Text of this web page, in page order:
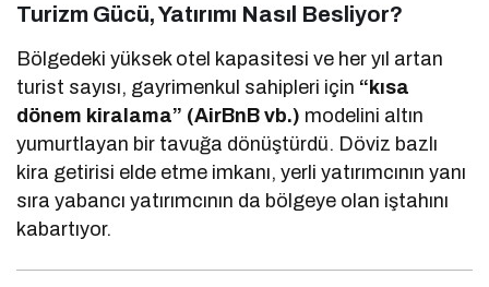
Turizm Gücü, Yatırımı Nasıl Besliyor?
Bölgedeki yüksek otel kapasitesi ve her yıl artan
turist sayısı, gayrimenkul sahipleri için “kısa
dönem kiralama” (AirBnB vb.) modelini altın
yumurtlayan bir tavuğa dönüştürdü. Döviz bazlı
kira getirisi elde etme imkanı, yerli yatırımcının yanı
sıra yabancı yatırımcının da bölgeye olan iştahını
kabartıyor.